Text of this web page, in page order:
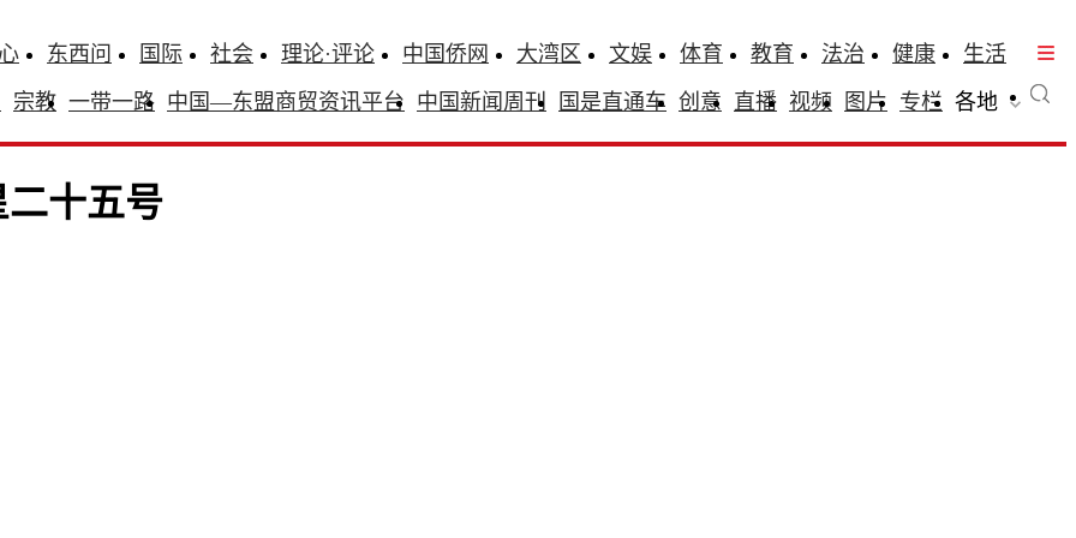
东西问 国际 社会 理论·评论 中国侨网 大湾区 文娱 体育 教育 法治 健康
生活
宗教 一带一路 中国—东盟商贸资讯平台 中国新闻周刊 国是直通车 创意 直播 视频 图片 专栏 各地
十五号